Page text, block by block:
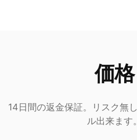
価格
14日間の返金保証。リスク無
ル出来ます。